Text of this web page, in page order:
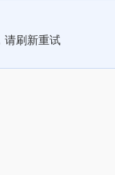
请刷新重试